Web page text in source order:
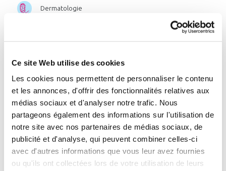
Ce site Web utilise des cookies
Les cookies nous permettent de personnaliser le contenu
et les annonces, d'offrir des fonctionnalités relatives aux
médias sociaux et d'analyser notre trafic. Nous
partageons également des informations sur l'utilisation de
notre site avec nos partenaires de médias sociaux, de
publicité et d'analyse, qui peuvent combiner celles-ci
avec d'autres informations que vous leur avez fournies
ou qu'ils ont collectées lors de votre utilisation de leurs
Dermatologie
Affections des muqueuses bucco-linguales
Post-cancer
ou par station
Listedesstations: